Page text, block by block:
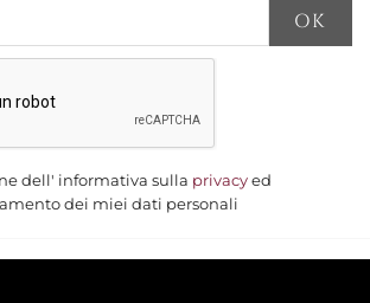
dell' informativa sulla privacy ed
dei miei dati personali